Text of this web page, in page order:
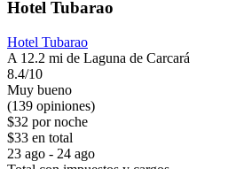
Hotel Tubarao
Hotel Tubarao
A 12.2 mi de Laguna de Carcará
8.4/10
Muy bueno
(139 opiniones)
$32 por noche
$33 en total
23 ago - 24 ago